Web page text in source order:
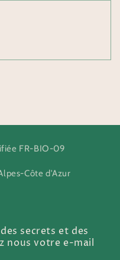
FR-BIO-09
Côte d'Azur
secrets et des
nous votre e-mail